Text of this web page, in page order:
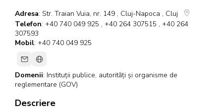
Adresa: Str. Traian Vuia, nr. 149 , Cluj-Napoca , Cluj
Telefon: +40 740 049 925 , +40 264 307515 , +40 264
307593
Mobil: +40 740 049 925
Domenii: Instituții publice, autorități și organisme de
reglementare (GOV)
Descriere